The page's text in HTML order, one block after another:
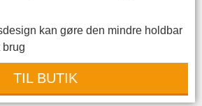
kan gøre den mindre holdbar
TIL BUTIK